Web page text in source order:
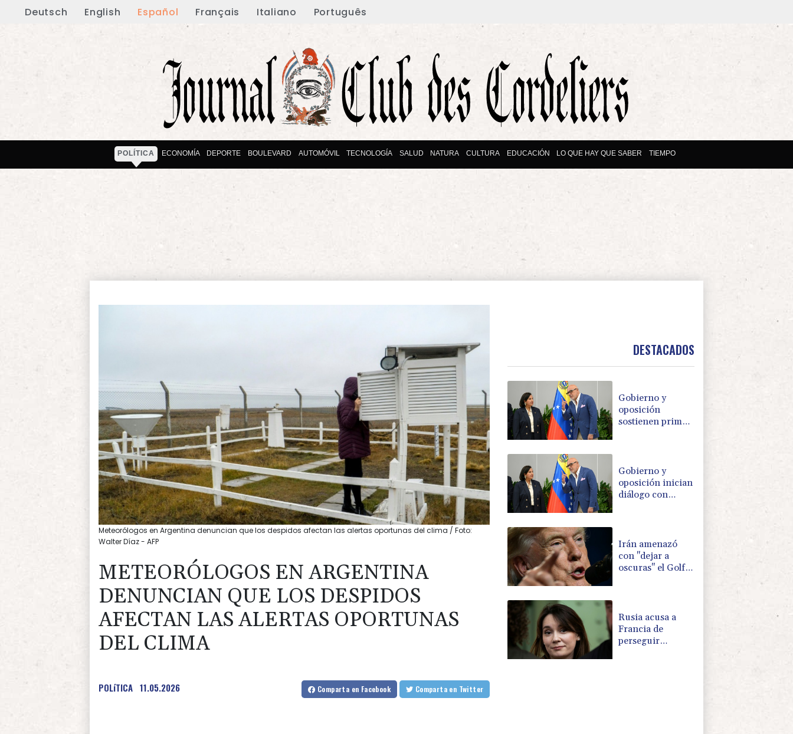
Deutsch English Español Français Italiano Português
POLÍTICA ECONOMÍA DEPORTE BOULEVARD AUTOMÓVIL TECNOLOGÍA SALUD NATURA CULTURA EDUCACIÓN LO QUE HAY QUE SABER TIEMPO
Meteorólogos en Argentina denuncian que los despidos afectan las alertas oportunas del clima / Foto:
Walter Díaz - AFP
METEORÓLOGOS EN ARGENTINA
DENUNCIAN QUE LOS DESPIDOS
AFECTAN LAS ALERTAS OPORTUNAS
DEL CLIMA
POLíTICA 11.05.2026 Comparta en Facebook Comparta en Twitter
DESTACADOS
Gobierno y
oposición
sostienen primer
Venezuela
Gobierno y
oposición inician
diálogo con
Venezuela
Irán amenazó
con "dejar a
oscuras" el Golfo
Rusia acusa a
Francia de
perseguir